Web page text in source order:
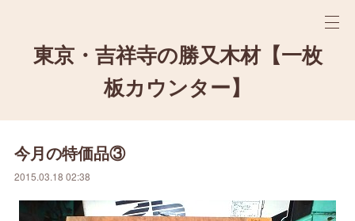
東京・吉祥寺の勝又木材【一枚
板カウンター】
今月の特価品③
2015.03.18 02:38